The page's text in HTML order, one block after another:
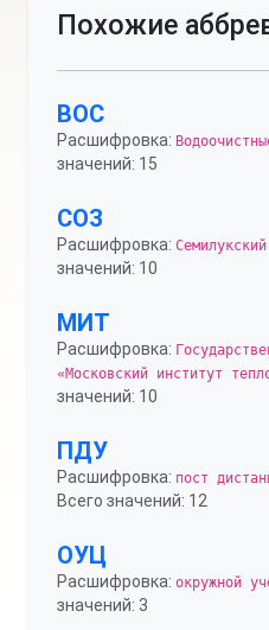
Похожие
ВОС
Расшифровка:
значений: 15
СОЗ
Расшифровка:
значений: 10
МИТ
Расшифровка:
«Московский институт
значений: 10
ПДУ
Расшифровка: пост
Всего значений: 12
ОУЦ
Расшифровка: окружной
значений: 3